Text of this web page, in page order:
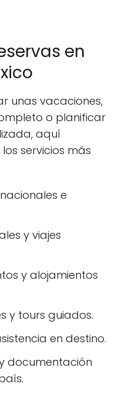
en
unas vacaciones,
o planificar
aquí
servicios más
e
y viajes
y alojamientos
y tours guiados.
en destino.
documentación